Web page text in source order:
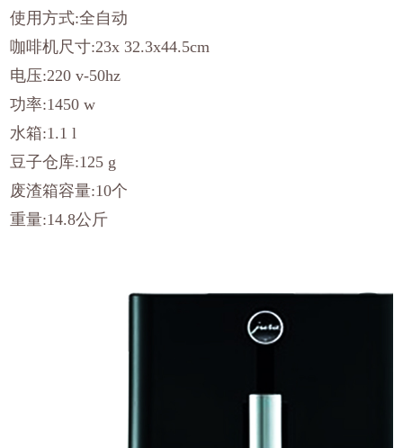
使用方式:全自动
咖啡机尺寸:23x 32.3x44.5cm
电压:220 v-50hz
功率:1450 w
水箱:1.1 l
豆子仓库:125 g
废渣箱容量:10个
重量:14.8公斤